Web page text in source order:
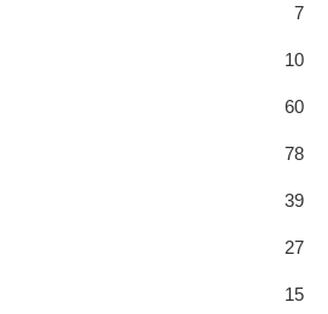
7
10
60
78
39
27
15